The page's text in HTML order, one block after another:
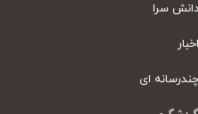
سرا
ای